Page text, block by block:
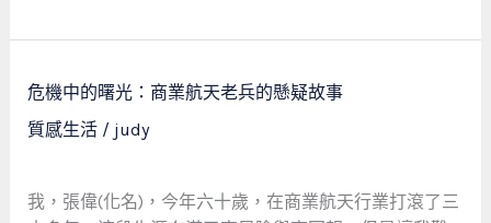
應
故
事，
社
危機中的曙光：商業航天老兵的懸疑故事
質感生活/ judy
我，張偉(化名)，今年六十歲，在商業航天行業打滾了三
危
機
中
曙
光：